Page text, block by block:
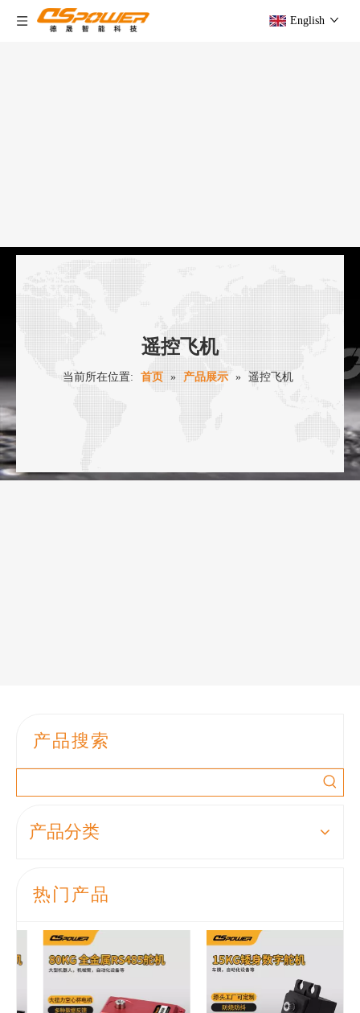
English
遥控飞机
当前所在位置: 首页 » 产品展示 » 遥控飞机
产品搜索
产品分类
热门产品